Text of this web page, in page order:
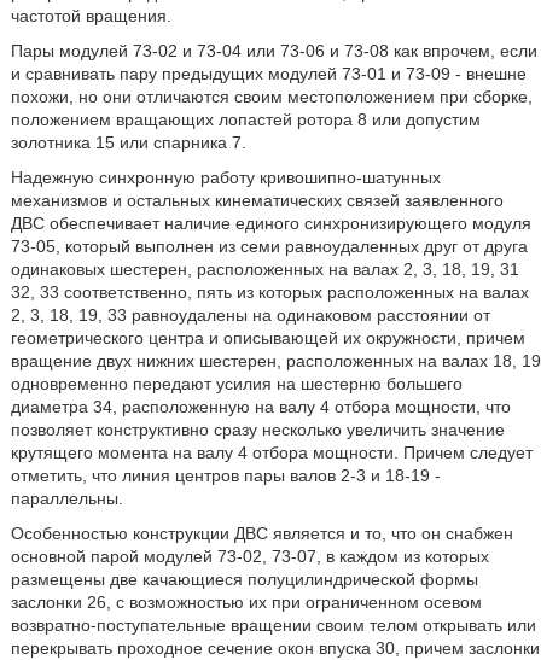
частотой вращения.
Пары модулей 73-02 и 73-04 или 73-06 и 73-08 как впрочем, если
и сравнивать пару предыдущих модулей 73-01 и 73-09 - внешне
похожи, но они отличаются своим местоположением при сборке,
положением вращающих лопастей ротора 8 или допустим
золотника 15 или спарника 7.
Надежную синхронную работу кривошипно-шатунных
механизмов и остальных кинематических связей заявленного
ДВС обеспечивает наличие единого синхронизирующего модуля
73-05, который выполнен из семи равноудаленных друг от друга
одинаковых шестерен, расположенных на валах 2, 3, 18, 19, 31
32, 33 соответственно, пять из которых расположенных на валах
2, 3, 18, 19, 33 равноудалены на одинаковом расстоянии от
геометрического центра и описывающей их окружности, причем
вращение двух нижних шестерен, расположенных на валах 18, 19
одновременно передают усилия на шестерню большего
диаметра 34, расположенную на валу 4 отбора мощности, что
позволяет конструктивно сразу несколько увеличить значение
крутящего момента на валу 4 отбора мощности. Причем следует
отметить, что линия центров пары валов 2-3 и 18-19 -
параллельны.
Особенностью конструкции ДВС является и то, что он снабжен
основной парой модулей 73-02, 73-07, в каждом из которых
размещены две качающиеся полуцилиндрической формы
заслонки 26, с возможностью их при ограниченном осевом
возвратно-поступательные вращении своим телом открывать или
перекрывать проходное сечение окон впуска 30, причем заслонки